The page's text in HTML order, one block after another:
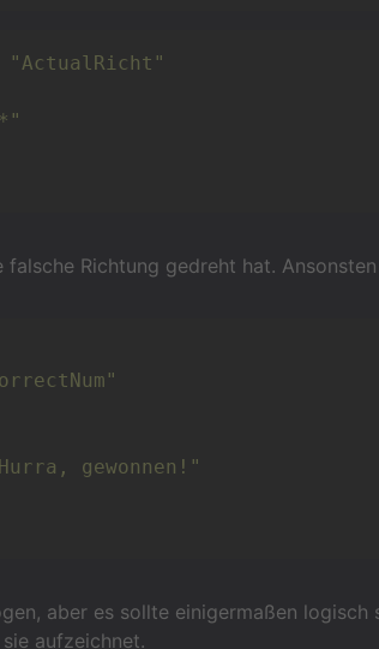
"ActualRicht"
Richtung gedreht hat.
gewonnen!"
aber es sollte einigermaßen logisch
aufzeichnet.